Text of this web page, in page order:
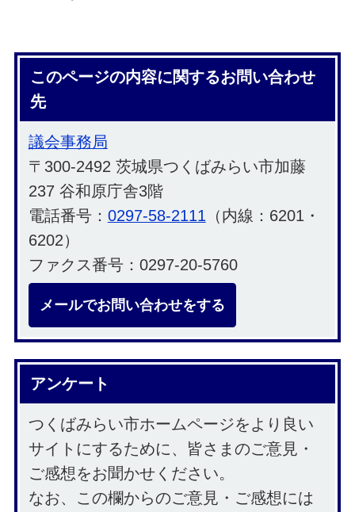
このページの内容に関するお問い合わせ
先
議会事務局
〒300-2492 茨城県つくばみらい市加藤
237 谷和原庁舎3階
電話番号： 0297-58-2111（内線：6201・
6202）
ファクス番号：0297-20-5760
メールでお問い合わせをする
アンケート
つくばみらい市ホームページをより良い
サイトにするために、皆さまのご意見・
ご感想をお聞かせください。
なお、この欄からのご意見・ご感想には